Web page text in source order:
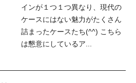
インが１つ１つ異なり、現代の
ケースにはない魅力がたくさん
詰まったケースたち(^^) こちら
は懇意にしているア...